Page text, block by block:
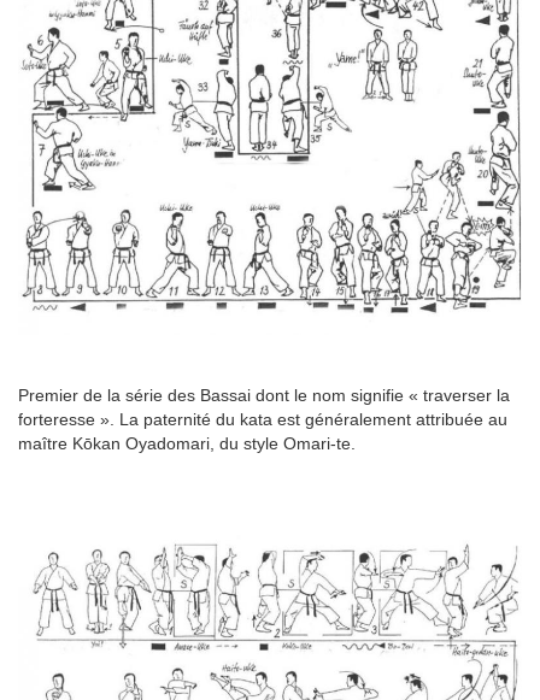
Premier de la série des Bassai dont le nom signifie « traverser la
forteresse ». La paternité du kata est généralement attribuée au
maître Kōkan Oyadomari, du style Omari-te.